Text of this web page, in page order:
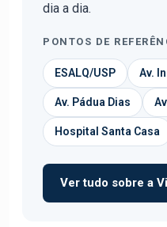
dia a dia.
PONTOS DE
ESALQ/USP Av.
Av. Pádua Dias
Hospital Santa Casa
Ver tudo sobre a